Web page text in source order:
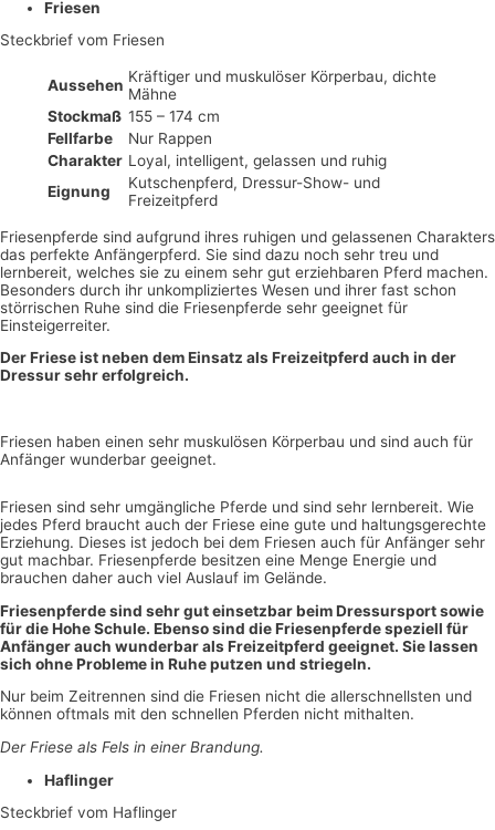
Friesen
Steckbrief vom Friesen
Aussehen Kräftiger und muskulöser Körperbau, dichte
Mähne
Stockmaß 155 – 174 cm
Fellfarbe
Nur Rappen
Charakter Loyal, intelligent, gelassen und ruhig
Eignung
Kutschenpferd, Dressur-Show- und
Freizeitpferd
Friesenpferde sind aufgrund ihres ruhigen und gelassenen Charakters
das perfekte Anfängerpferd. Sie sind dazu noch sehr treu und
lernbereit, welches sie zu einem sehr gut erziehbaren Pferd machen.
Besonders durch ihr unkompliziertes Wesen und ihrer fast schon
störrischen Ruhe sind die Friesenpferde sehr geeignet für
Einsteigerreiter.
Der Friese ist neben dem Einsatz als Freizeitpferd auch in der
Dressur sehr erfolgreich.
Friesen haben einen sehr muskulösen Körperbau und sind auch für
Anfänger wunderbar geeignet.
Friesen sind sehr umgängliche Pferde und sind sehr lernbereit. Wie
jedes Pferd braucht auch der Friese eine gute und haltungsgerechte
Erziehung. Dieses ist jedoch bei dem Friesen auch für Anfänger sehr
gut machbar. Friesenpferde besitzen eine Menge Energie und
brauchen daher auch viel Auslauf im Gelände.
Friesenpferde sind sehr gut einsetzbar beim Dressursport sowie
für die Hohe Schule. Ebenso sind die Friesenpferde speziell für
Anfänger auch wunderbar als Freizeitpferd geeignet. Sie lassen
sich ohne Probleme in Ruhe putzen und striegeln.
Nur beim Zeitrennen sind die Friesen nicht die allerschnellsten und
können oftmals mit den schnellen Pferden nicht mithalten.
Der Friese als Fels in einer Brandung.
Haflinger
Steckbrief vom Haflinger